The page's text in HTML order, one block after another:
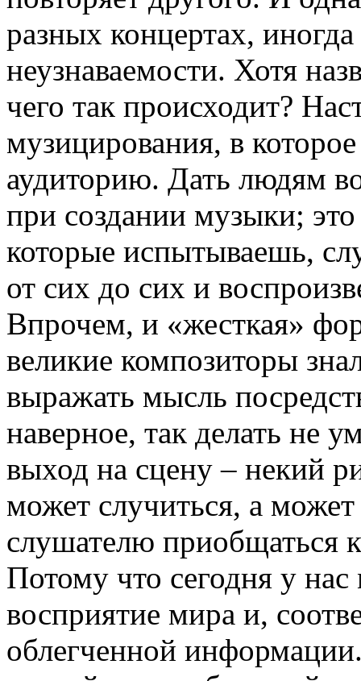
разных концертах,
неузнаваемости. Хотя
чего так происходит?
музицирования, в
аудиторию. Дать людям
при создании музыки;
которые испытываешь,
от сих до сих и
Впрочем, и «жесткая»
великие композиторы
выражать мысль
наверное, так делать не
выход на сцену – некий
может случиться, а
слушателю приобщаться
Потому что сегодня у
восприятие мира и,
облегченной